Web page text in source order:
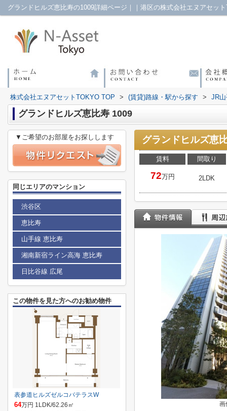
グランドヒルズ恵比寿の1009詳細ページ｜｜港区の株式会社エヌアセッ
株式会社エヌアセットTOKYO TOP > (賃貸)路線・駅から探す > JR
グランドヒルズ恵比寿 1009
グランドヒルズ恵
賃料
72万円
間取り
2LDK
画
▼ご希望のお部屋をお探しします
同じエリアのマンション
渋谷区
恵比寿
山手線 恵比寿
湘南新宿ライン高海 恵比寿
日比谷線 広尾
この物件を見た方へのお勧め物件
表参道ヒルズゼルコバテラスW
64万円 1LDK/62.26㎡